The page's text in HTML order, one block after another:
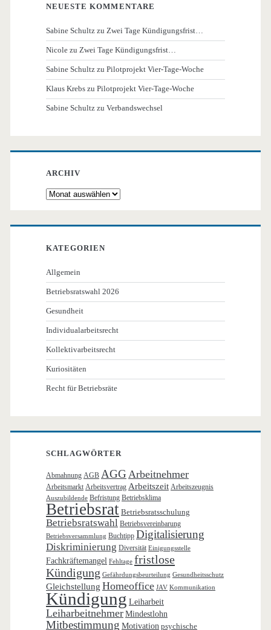
NEUESTE KOMMENTARE
Sabine Schultz zuZwei Tage Kündigungsfrist…
Nicole zuZwei Tage Kündigungsfrist…
Sabine Schultz zuPilotprojekt Vier-Tage-Woche
Klaus Krebs zuPilotprojekt Vier-Tage-Woche
Sabine Schultz zuVerbandswechsel
ARCHIV
Archiv
KATEGORIEN
Allgemein
Betriebsratswahl 2026
Gesundheit
Individualarbeitsrecht
Kollektivarbeitsrecht
Kuriositäten
Recht für Betriebsräte
SCHLAGWÖRTER
Abmahnung AGB AGG Arbeitnehmer
Arbeitsmarkt Arbeitsvertrag Arbeitszeit Arbeitszeugnis
Auszubildende Befristung Betriebsklima
Betriebsrat Betriebsratsschulung
Betriebsratswahl Betriebsvereinbarung
Betriebsversammlung Buchtipp Digitalisierung
Diskriminierung Diversität Einigungsstelle
Fachkräftemangel Fehltage fristlose
Kündigung Gefährdungsbeurteilung Gesundheitsschutz
Gleichstellung Homeoffice JAV Kommunikation
Kündigung Leiharbeit
Leiharbeitnehmer Mindestlohn
Mitbestimmung Motivation psychische